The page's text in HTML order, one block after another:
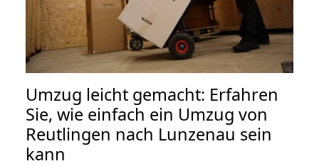
Umzug leicht gemacht: Erfahren
Sie, wie einfach ein Umzug von
Reutlingen nach Lunzenau sein
kann